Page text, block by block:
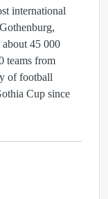
international
45 000
teams from
of football
Cup since